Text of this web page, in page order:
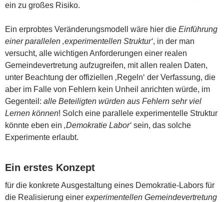
ein zu großes Risiko.
Ein erprobtes Veränderungsmodell wäre hier die Einführung
einer parallelen ‚experimentellen Struktur‘, in der man
versucht, alle wichtigen Anforderungen einer realen
Gemeindevertretung aufzugreifen, mit allen realen Daten,
unter Beachtung der offiziellen ‚Regeln‘ der Verfassung, die
aber im Falle von Fehlern kein Unheil anrichten würde, im
Gegenteil: alle Beteiligten würden aus Fehlern sehr viel
Lernen können! Solch eine parallele experimentelle Struktur
könnte eben ein ‚Demokratie Labor‘ sein, das solche
Experimente erlaubt.
Ein erstes Konzept
für die konkrete Ausgestaltung eines Demokratie-Labors für
die Realisierung einer experimentellen Gemeindevertretung